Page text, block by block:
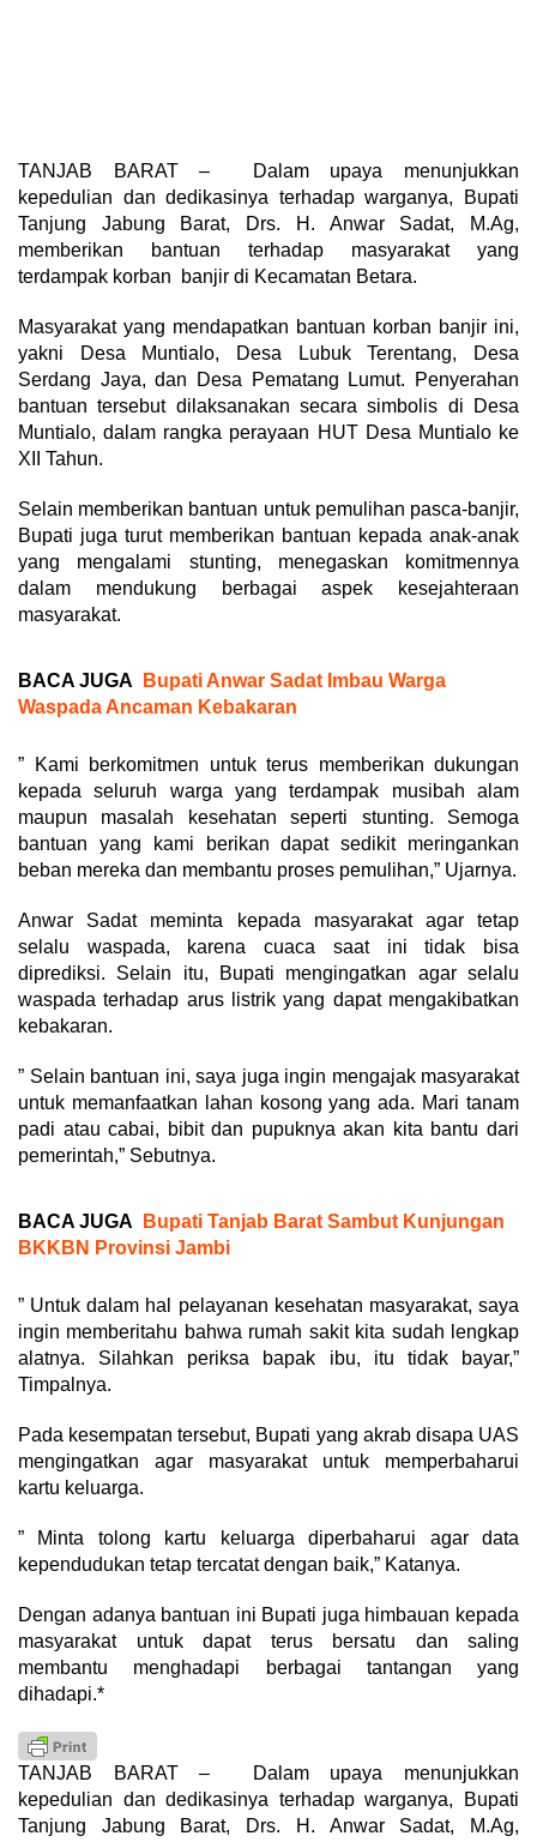
TANJAB BARAT – Dalam upaya menunjukkan
kepedulian dan dedikasinya terhadap warganya, Bupati
Tanjung Jabung Barat, Drs. H. Anwar Sadat, M.Ag,
memberikan bantuan terhadap masyarakat yang
terdampak korban banjir di Kecamatan Betara.
Masyarakat yang mendapatkan bantuan korban banjir ini,
yakni Desa Muntialo, Desa Lubuk Terentang, Desa
Serdang Jaya, dan Desa Pematang Lumut. Penyerahan
bantuan tersebut dilaksanakan secara simbolis di Desa
Muntialo, dalam rangka perayaan HUT Desa Muntialo ke
XII Tahun.
Selain memberikan bantuan untuk pemulihan pasca-banjir,
Bupati juga turut memberikan bantuan kepada anak-anak
yang mengalami stunting, menegaskan komitmennya
dalam mendukung berbagai aspek kesejahteraan
masyarakat.
BACA JUGA
Bupati Anwar Sadat Imbau Warga
Waspada Ancaman Kebakaran
” Kami berkomitmen untuk terus memberikan dukungan
kepada seluruh warga yang terdampak musibah alam
maupun masalah kesehatan seperti stunting. Semoga
bantuan yang kami berikan dapat sedikit meringankan
beban mereka dan membantu proses pemulihan,” Ujarnya.
Anwar Sadat meminta kepada masyarakat agar tetap
selalu waspada, karena cuaca saat ini tidak bisa
diprediksi. Selain itu, Bupati mengingatkan agar selalu
waspada terhadap arus listrik yang dapat mengakibatkan
kebakaran.
” Selain bantuan ini, saya juga ingin mengajak masyarakat
untuk memanfaatkan lahan kosong yang ada. Mari tanam
padi atau cabai, bibit dan pupuknya akan kita bantu dari
pemerintah,” Sebutnya.
BACA JUGA
Bupati Tanjab Barat Sambut Kunjungan
BKKBN Provinsi Jambi
” Untuk dalam hal pelayanan kesehatan masyarakat, saya
ingin memberitahu bahwa rumah sakit kita sudah lengkap
alatnya. Silahkan periksa bapak ibu, itu tidak bayar,”
Timpalnya.
Pada kesempatan tersebut, Bupati yang akrab disapa UAS
mengingatkan agar masyarakat untuk memperbaharui
kartu keluarga.
” Minta tolong kartu keluarga diperbaharui agar data
kependudukan tetap tercatat dengan baik,” Katanya.
Dengan adanya bantuan ini Bupati juga himbauan kepada
masyarakat untuk dapat terus bersatu dan saling
membantu menghadapi berbagai tantangan yang
dihadapi.*
TANJAB BARAT – Dalam upaya menunjukkan
kepedulian dan dedikasinya terhadap warganya, Bupati
Tanjung Jabung Barat, Drs. H. Anwar Sadat, M.Ag,